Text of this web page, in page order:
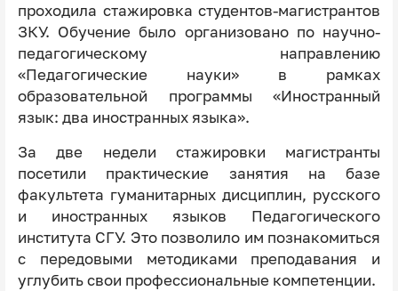
проходила стажировка студентов-магистрантов
ЗКУ. Обучение было организовано по научно-
педагогическому направлению
«Педагогические науки» в рамках
образовательной программы «Иностранный
язык: два иностранных языка».
За две недели стажировки магистранты
посетили практические занятия на базе
факультета гуманитарных дисциплин, русского
и иностранных языков Педагогического
института СГУ. Это позволило им познакомиться
с передовыми методиками преподавания и
углубить свои профессиональные компетенции.